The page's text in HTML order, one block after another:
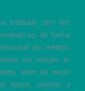
entidade sem fins
se, de forma
do médico,
em relação às
além de trazer
classe, orientar a